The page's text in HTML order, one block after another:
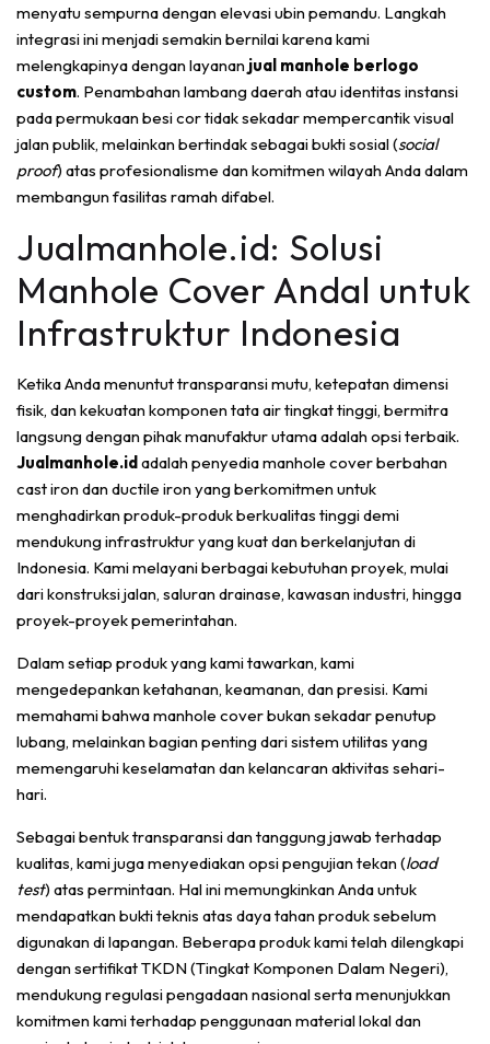
menyatu sempurna dengan elevasi ubin pemandu. Langkah
integrasi ini menjadi semakin bernilai karena kami
melengkapinya dengan layanan jual manhole berlogo
custom. Penambahan lambang daerah atau identitas instansi
pada permukaan besi cor tidak sekadar mempercantik visual
jalan publik, melainkan bertindak sebagai bukti sosial (social
proof) atas profesionalisme dan komitmen wilayah Anda dalam
membangun fasilitas ramah difabel.
Jualmanhole.id: Solusi
Manhole Cover Andal untuk
Infrastruktur Indonesia
Ketika Anda menuntut transparansi mutu, ketepatan dimensi
fisik, dan kekuatan komponen tata air tingkat tinggi, bermitra
langsung dengan pihak manufaktur utama adalah opsi terbaik.
Jualmanhole.idadalah penyedia manhole cover berbahan
cast iron dan ductile iron yang berkomitmen untuk
menghadirkan produk-produk berkualitas tinggi demi
mendukung infrastruktur yang kuat dan berkelanjutan di
Indonesia. Kami melayani berbagai kebutuhan proyek, mulai
dari konstruksi jalan, saluran drainase, kawasan industri, hingga
proyek-proyek pemerintahan.
Dalam setiap produk yang kami tawarkan, kami
mengedepankan ketahanan, keamanan, dan presisi. Kami
memahami bahwa manhole cover bukan sekadar penutup
lubang, melainkan bagian penting dari sistem utilitas yang
memengaruhi keselamatan dan kelancaran aktivitas sehari-
hari.
Sebagai bentuk transparansi dan tanggung jawab terhadap
kualitas, kami juga menyediakan opsi pengujian tekan (load
test) atas permintaan. Hal ini memungkinkan Anda untuk
mendapatkan bukti teknis atas daya tahan produk sebelum
digunakan di lapangan. Beberapa produk kami telah dilengkapi
dengan sertifikat TKDN (Tingkat Komponen Dalam Negeri),
mendukung regulasi pengadaan nasional serta menunjukkan
komitmen kami terhadap penggunaan material lokal dan